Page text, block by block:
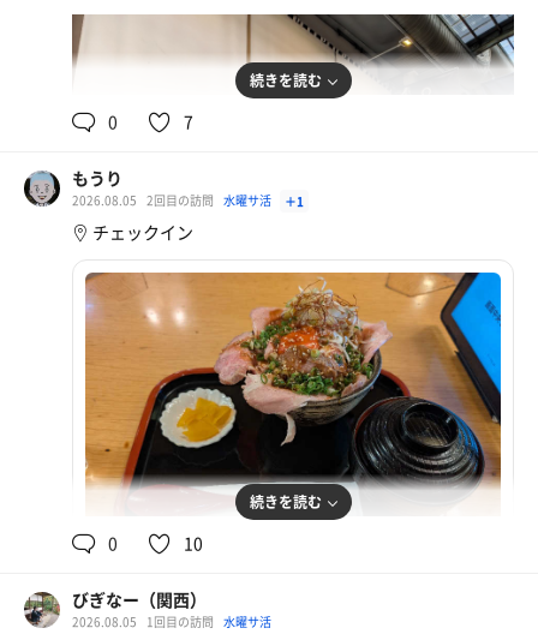
シャケ定食
どのセットもほぼ貸切で最高な〆になりました！
3施設行ったけどどれもすごく良かったなぁ。
サウナにハマってよかった
小ラーメン
樽の水風呂はぬるめですが、超絶気持ちい。
大阪のむわっとした外気もいいアクセントになって整いま
した。
サウナ後は、サ道でもおすすめされていたマッサージを予
約。
ランさんでしたが、めちゃめちゃ力が強い！もみ返しが怖
かったのですが、それもなく出張用のアホみたいに重たい
リュックを背負ってガチガチになった肩、背中を揉みほぐ
してくれました。
カプセルなのにぐっすり寝れました。
続きを読む
0 7
もうり
2026.08.05 2回目の訪問 水曜サ活 ＋1
チェックイン
ローストポーク丼
続きを読む
0 10
びぎなー（関西）
2026.08.05 1回目の訪問 水曜サ活